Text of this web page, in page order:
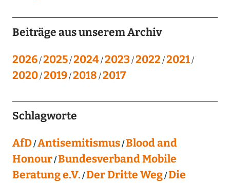
Beiträge aus unserem Archiv
2026 2025 2024 2023 2022 2021
2020 2019 2018 2017
Schlagworte
AfD Antisemitismus Blood and
Honour Bundesverband Mobile
Beratung e.V. Der Dritte Weg Die